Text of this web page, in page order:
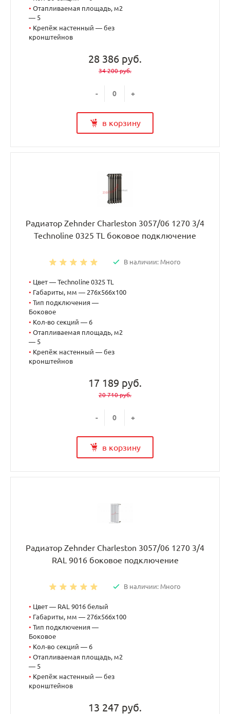
• Отапливаемая площадь, м2
— 5
• Крепёж настенный — без
кронштейнов
28 386 руб.
34 200 руб.
- +
в корзину
Радиатор Zehnder Charleston 3057/06 1270 3/4
Technoline 0325 TL боковое подключение
В наличии: Много
• Цвет — Technoline 0325 TL
• Габариты, мм — 276x566x100
• Тип подключения —
Боковое
• Кол-во секций — 6
• Отапливаемая площадь, м2
— 5
• Крепёж настенный — без
кронштейнов
17 189 руб.
20 710 руб.
- +
в корзину
Радиатор Zehnder Charleston 3057/06 1270 3/4
RAL 9016 боковое подключение
В наличии: Много
• Цвет — RAL 9016 белый
• Габариты, мм — 276x566x100
• Тип подключения —
Боковое
• Кол-во секций — 6
• Отапливаемая площадь, м2
— 5
• Крепёж настенный — без
кронштейнов
13 247 руб.